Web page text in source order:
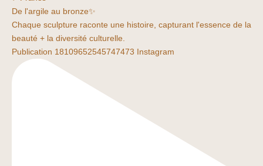
De l'argile au bronze✨
Chaque sculpture raconte une histoire, capturant l'essence de la
beauté + la diversité culturelle.
Publication 18109652545747473 Instagram